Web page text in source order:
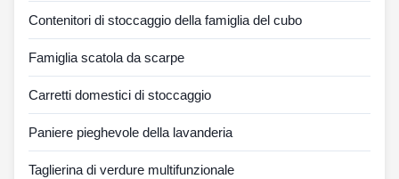
Contenitori di stoccaggio della famiglia del cubo
Famiglia scatola da scarpe
Carretti domestici di stoccaggio
Paniere pieghevole della lavanderia
Taglierina di verdure multifunzionale